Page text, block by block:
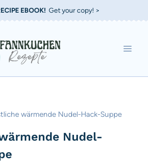
EBOOK!Get your copy! >
wärmende Nudel-Hack-Suppe
Nudel-